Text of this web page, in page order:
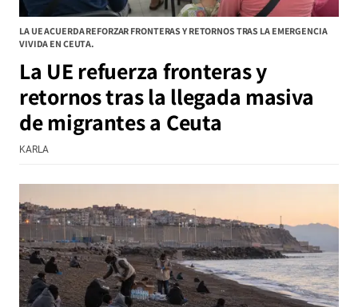
LA UE ACUERDA REFORZAR FRONTERAS Y RETORNOS TRAS LA EMERGENCIA
VIVIDA EN CEUTA.
La UE refuerza fronteras y
retornos tras la llegada masiva
de migrantes a Ceuta
KARLA